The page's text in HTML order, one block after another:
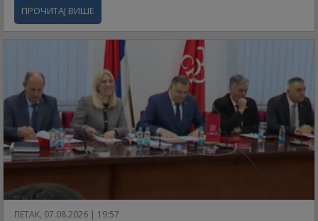
ПРОЧИТАЈ ВИШЕ
ПЕТАК, 07.08.2026 | 19:57